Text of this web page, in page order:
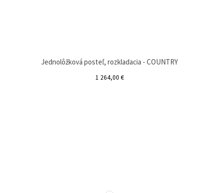
Jednolôžková posteľ, rozkladacia - COUNTRY
1 264,00 €